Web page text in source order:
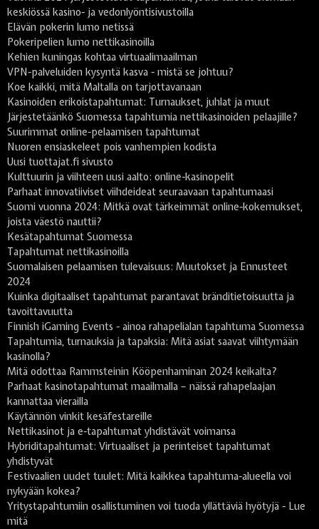
keskiössä kasino- ja vedonlyöntisivustoilla
Elävän pokerin lumo netissä
Pokeripelien lumo nettikasinoilla
Kehien kuningas kohtaa virtuaalimaailman
VPN-palveluiden kysyntä kasva - mistä se johtuu?
Koe kaikki, mitä Maltalla on tarjottavanaan
Kasinoiden erikoistapahtumat: Turnaukset, juhlat ja muut
Järjestetäänkö Suomessa tapahtumia nettikasinoiden pelaajille?
Suurimmat online-pelaamisen tapahtumat
Nuoren ensiaskeleet pois vanhempien kodista
Uusi tuottajat.fi sivusto
Kulttuurin ja viihteen uusi aalto: online-kasinopelit
Parhaat innovatiiviset viihdeideat seuraavaan tapahtumaasi
Suomi vuonna 2024: Mitkä ovat tärkeimmät online-kokemukset,
joista väestö nauttii?
Kesätapahtumat Suomessa
Tapahtumat nettikasinoilla
Suomalaisen pelaamisen tulevaisuus: Muutokset ja Ennusteet
2024
Kuinka digitaaliset tapahtumat parantavat bränditietoisuutta ja
tavoittavuutta
Finnish iGaming Events - ainoa rahapelialan tapahtuma Suomessa
Tapahtumia, turnauksia ja tapaksia: Mitä asiat saavat viihtymään
kasinolla?
Mitä odottaa Rammsteinin Kööpenhaminan 2024 keikalta?
Parhaat kasinotapahtumat maailmalla – näissä rahapelaajan
kannattaa vierailla
Käytännön vinkit kesäfestareille
Nettikasinot ja e-tapahtumat yhdistävät voimansa
Hybriditapahtumat: Virtuaaliset ja perinteiset tapahtumat
yhdistyvät
Festivaalien uudet tuulet: Mitä kaikkea tapahtuma-alueella voi
nykyään kokea?
Yritystapahtumiin osallistuminen voi tuoda yllättäviä hyötyjä - Lue
mitä